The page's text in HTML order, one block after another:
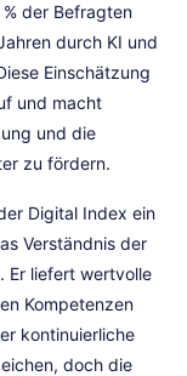
der Befragten
durch KI und
Einschätzung
und macht
und die
zu fördern.
Digital Index ein
Verständnis der
Er liefert wertvolle
Kompetenzen
kontinuierliche
doch die